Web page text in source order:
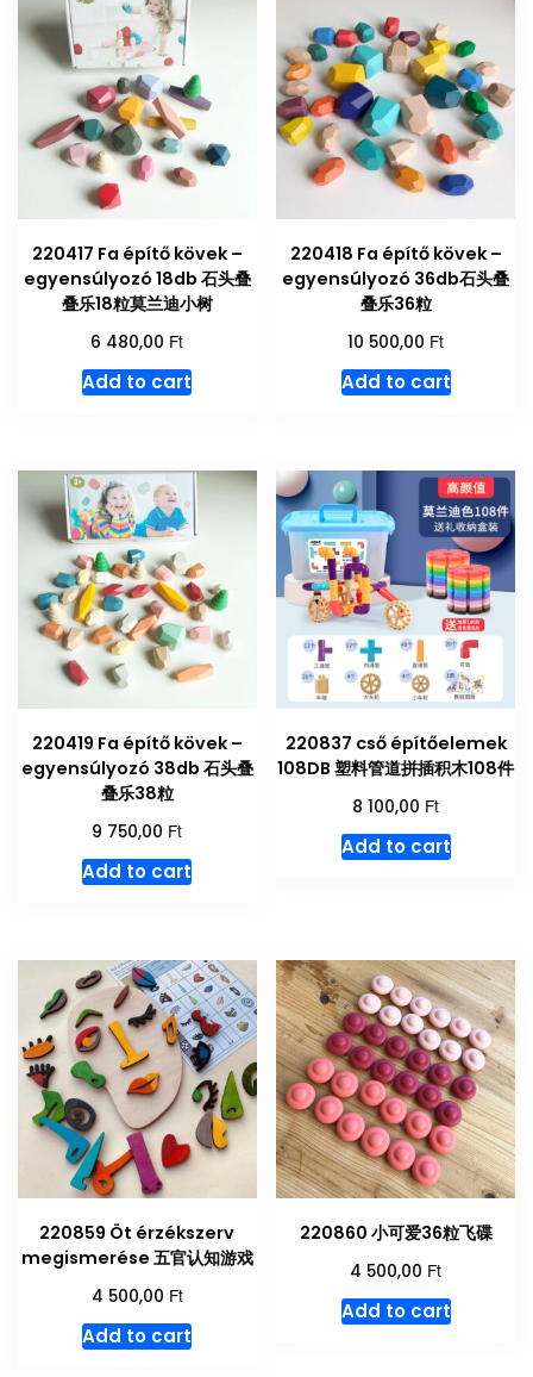
220417 Fa építő kövek –
egyensúlyozó 18db 石头叠
叠乐18粒莫兰迪小树
6 480,00 Ft
Add to cart
220418 Fa építő kövek –
egyensúlyozó 36db石头叠
叠乐36粒
10 500,00 Ft
Add to cart
220419 Fa építő kövek –
egyensúlyozó 38db 石头叠
叠乐38粒
9 750,00 Ft
Add to cart
220837 cső építőelemek
108DB 塑料管道拼插积木108件
8 100,00 Ft
Add to cart
220859 Öt érzékszerv
megismerése 五官认知游戏
4 500,00 Ft
Add to cart
220860 小可爱36粒飞碟
4 500,00 Ft
Add to cart